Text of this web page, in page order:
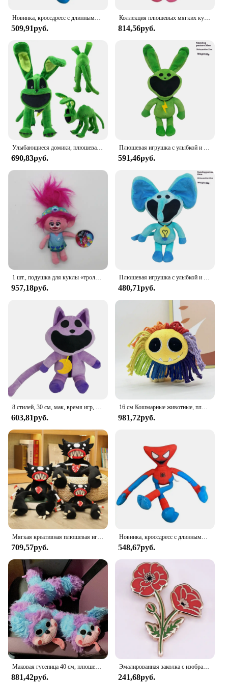
charm of these iconic movie-themed seltzers.
Новинка, кроссдресс с длинными ногами, маковая игра, время, Человек-паук, плюшевая игрушка, игра, окружающие куклы, смешная кукла ха Джимми, Детские Подарочные игрушки
509,91руб.
Коллекция плюшевых мягких кукол «Кошмарные животные», игрушка с улыбкой, мягкая модель мака, украшение для игровой комнаты, Рождественский подарок, игрушка
814,56руб.
Улыбающиеся домики, плюшевая игрушка для детей, спящий Кот, Мак, страшный, новый продукт, Лидер продаж, подарок на день рождения
690,83руб.
Плюшевая игрушка с улыбкой и животными, игра ужасов, кукла, ужасающий улыбающийся мак, мультяшная игра, мягкие мягкие игрушки, украшение комнаты, подарок для ребенка
591,46руб.
957,18руб. 480,71руб.
603,81руб.
16 см Кошмарные животные, плюшевая цветная кукла-лев, улыбка, животные, игрушка, мягкая модель мака, украшение для игровой комнаты, рождественские подарки
981,72руб.
709,57руб.
Новинка, кроссдресс с длинными ногами, Мак, время игры, Человек-паук, плюшевая игрушка, окружающая игра, куклы, забавная кукла Ха-Джимми, кукла, детский подарок
548,67руб.
881,42руб.
Эмалированная заколка с изображением цветка мака, значок с изображением растения, день памяти, ювелирные изделия, подарок
241,68руб.